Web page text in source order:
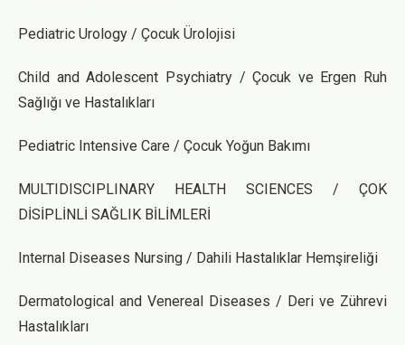
Pediatric Urology / Çocuk Ürolojisi
Child and Adolescent Psychiatry / Çocuk ve Ergen Ruh
Sağlığı ve Hastalıkları
Pediatric Intensive Care / Çocuk Yoğun Bakımı
MULTIDISCIPLINARY HEALTH SCIENCES / ÇOK
DİSİPLİNLİ SAĞLIK BİLİMLERİ
​Internal Diseases Nursing​ / Dahili Hastalıklar Hemşireliği
Dermatological and Venereal Diseases / Deri ve Zührevi
Hastalıkları